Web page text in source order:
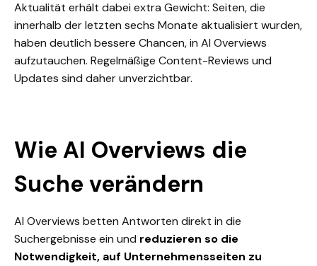
Aktualität erhält dabei extra Gewicht: Seiten, die
innerhalb der letzten sechs Monate aktualisiert wurden,
haben deutlich bessere Chancen, in AI Overviews
aufzutauchen. Regelmäßige Content-Reviews und
Updates sind daher unverzichtbar.
Wie AI Overviews die
Suche verändern
AI Overviews betten Antworten direkt in die
Suchergebnisse ein und reduzieren so die
Notwendigkeit, auf Unternehmensseiten zu